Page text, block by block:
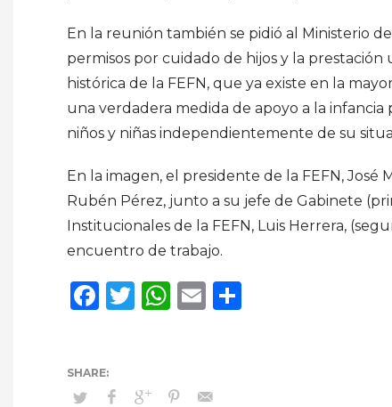
En la reunión también se pidió al Ministerio
permisos por cuidado de hijos y la
histórica de la FEFN, que ya existe en la
una verdadera medida de apoyo a la
niños y niñas independientemente de su
En la imagen, el presidente de la FEFN,
Rubén Pérez, junto a su jefe de Gabinete
Institucionales de la FEFN, Luis Herrera,
encuentro de trabajo.
Facebook
Twitter
WhatsApp
Email